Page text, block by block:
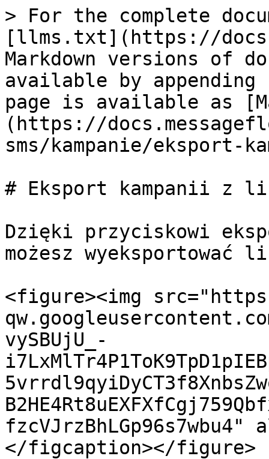
> For the complete
[llms.txt](https://
Markdown versions of
available by
page is available as
(https://
sms/kampanie/eksport-
# Eksport kampanii z
Dzięki przyciskowi
możesz wyeksportować
<figure><img
vySBUjU_-
</figcaption></figure>